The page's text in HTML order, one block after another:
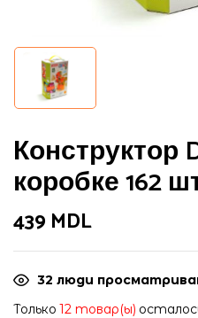
Конструктор
коробке 162
439 MDL
32 люди
Только 12 товар(ы)